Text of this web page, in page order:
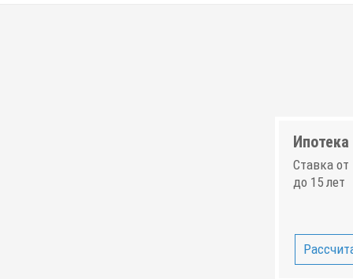
Ипотека
Ставка от
до 15 лет